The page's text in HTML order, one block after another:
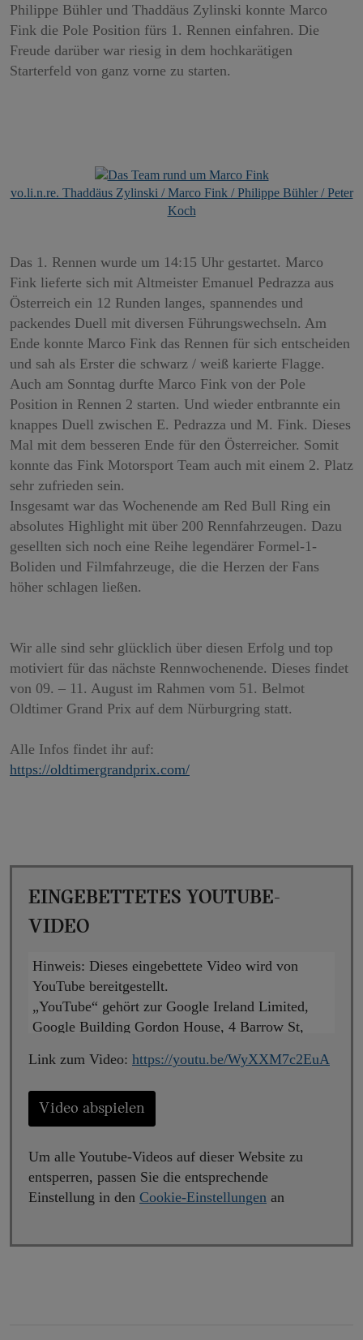
Philippe Bühler und Thaddäus Zylinski konnte Marco
Fink die Pole Position fürs 1. Rennen einfahren. Die
Freude darüber war riesig in dem hochkarätigen
Starterfeld von ganz vorne zu starten.
vo.li.n.re. Thaddäus Zylinski / Marco Fink / Philippe Bühler / Peter
Koch
Das 1. Rennen wurde um 14:15 Uhr gestartet. Marco
Fink lieferte sich mit Altmeister Emanuel Pedrazza aus
Österreich ein 12 Runden langes, spannendes und
packendes Duell mit diversen Führungswechseln. Am
Ende konnte Marco Fink das Rennen für sich entscheiden
und sah als Erster die schwarz / weiß karierte Flagge.
Auch am Sonntag durfte Marco Fink von der Pole
Position in Rennen 2 starten. Und wieder entbrannte ein
knappes Duell zwischen E. Pedrazza und M. Fink. Dieses
Mal mit dem besseren Ende für den Österreicher. Somit
konnte das Fink Motorsport Team auch mit einem 2. Platz
sehr zufrieden sein.
Insgesamt war das Wochenende am Red Bull Ring ein
absolutes Highlight mit über 200 Rennfahrzeugen. Dazu
gesellten sich noch eine Reihe legendärer Formel-1-
Boliden und Filmfahrzeuge, die die Herzen der Fans
höher schlagen ließen.
Wir alle sind sehr glücklich über diesen Erfolg und top
motiviert für das nächste Rennwochenende. Dieses findet
von 09. – 11. August im Rahmen vom 51. Belmot
Oldtimer Grand Prix auf dem Nürburgring statt.
Alle Infos findet ihr auf:
https://oldtimergrandprix.com/
Eingebettetes YouTube-
Video
Hinweis: Dieses eingebettete Video wird von
YouTube bereitgestellt.
„YouTube“ gehört zur Google Ireland Limited,
Google Building Gordon House, 4 Barrow St,
Abspielen wird eine Verbindung zu den Servern
von YouTube hergestellt. Dabei wird YouTube
mitgeteilt, welche Seiten Sie besuchen. Wenn Sie
in Ihrem YouTube-Account eingeloggt sind, kann
YouTube Ihr Surfverhalten Ihnen persönlich
zuzuordnen. Dies verhindern Sie, indem Sie sich
vorher aus Ihrem YouTube-Account ausloggen.
Anbieter Cookies ein, die Hinweise über das
Link zum Video: https://youtu.be/WyXXM7c2EuA
Video abspielen
Um alle Youtube-Videos auf dieser Website zu
entsperren, passen Sie die entsprechende
Einstellung in den Cookie-Einstellungen an